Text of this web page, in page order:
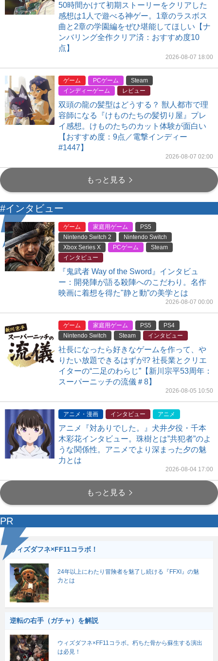
50時間かけて初期ストーリーをクリアした
感想は1人で遊べる神ゲー。1章のラスボス
曲と2章の学園編をぜひ堪能してほしい【ナ
ンバリング全作クリア済：おすすめ度10
点】
2026-08-07 18:00
ゲーム PCゲーム
Steam
インディーゲーム
レビュー
双頭の龍の髪型はどうする？ 獣人都市で理
容師になる『けものたちの髪切り屋』プレ
イ感想。けものたちのカット体験が面白い
【おすすめ度：9点／電撃インディー
#1447】
2026-08-07 02:00
もっと見る
#インタビュー
ゲーム 家庭用ゲーム
PS5
Nintendo Switch 2
Nintendo Switch
Xbox Series X
PCゲーム
Steam
インタビュー
『鬼武者 Way of the Sword』インタビュ
ー：開発陣が語る殺陣へのこだわり。名作
映画に着想を得た"静と動”の美学とは
2026-08-07 00:00
ゲーム 家庭用ゲーム PS5
PS4
Nintendo Switch
Steam インタビュー
社長になったら好きなゲームを作って、や
りたい放題できるはずが!? 社長業とクリエ
イターの“二足のわらじ”【新川宗平53周年：
スーパーニッチの流儀＃8】
2026-08-05 10:50
アニメ・漫画 インタビュー アニメ
アニメ『対ありでした。』犬井夕役・千本
木彩花インタビュー。珠樹とは”共犯者”のよ
うな関係性。アニメでより深まった夕の魅
力とは
2026-08-04 17:00
もっと見る
PR
ウィズダフネ×FF11コラボ！
24年以上にわたり冒険者を魅了し続ける『FFXI』の魅
力とは
逆転の右手（ガチャ）を解説
ウィズダフネ×FF11コラボ。朽ちた骨から蘇生する演出
は必見！